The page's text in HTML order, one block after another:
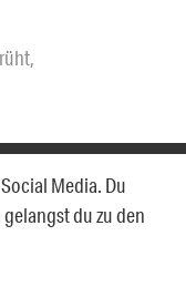
,
Media. Du
du zu den